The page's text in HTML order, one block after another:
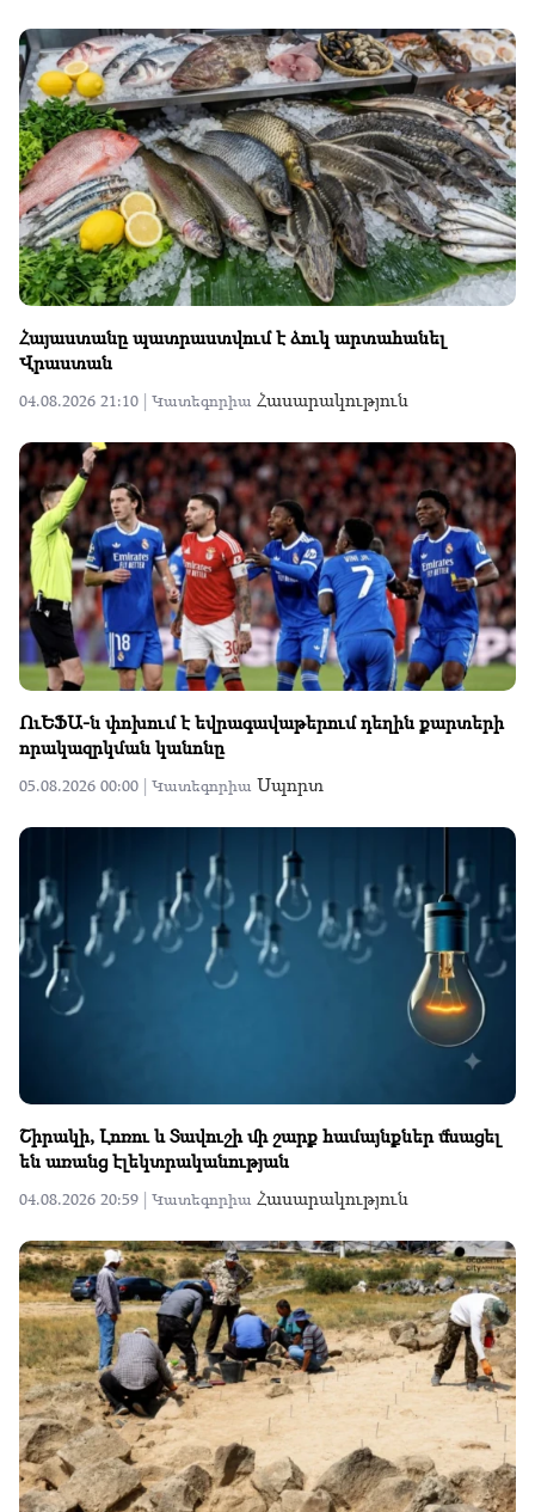
Հայաստանը պատրաստվում է ձուկ արտահանել
Վրաստան
04.08.2026 21:10 | Կատեգորիա Հասարակություն
ՈւԵՖԱ-ն փոխում է եվրագավաթերում դեղին քարտերի
որակազրկման կանոնը
05.08.2026 00:00 | Կատեգորիա Սպորտ
Շիրակի, Լոռու և Տավուշի մի շարք համայնքներ մնացել
են առանց էլեկտրականության
04.08.2026 20:59 | Կատեգորիա Հասարակություն